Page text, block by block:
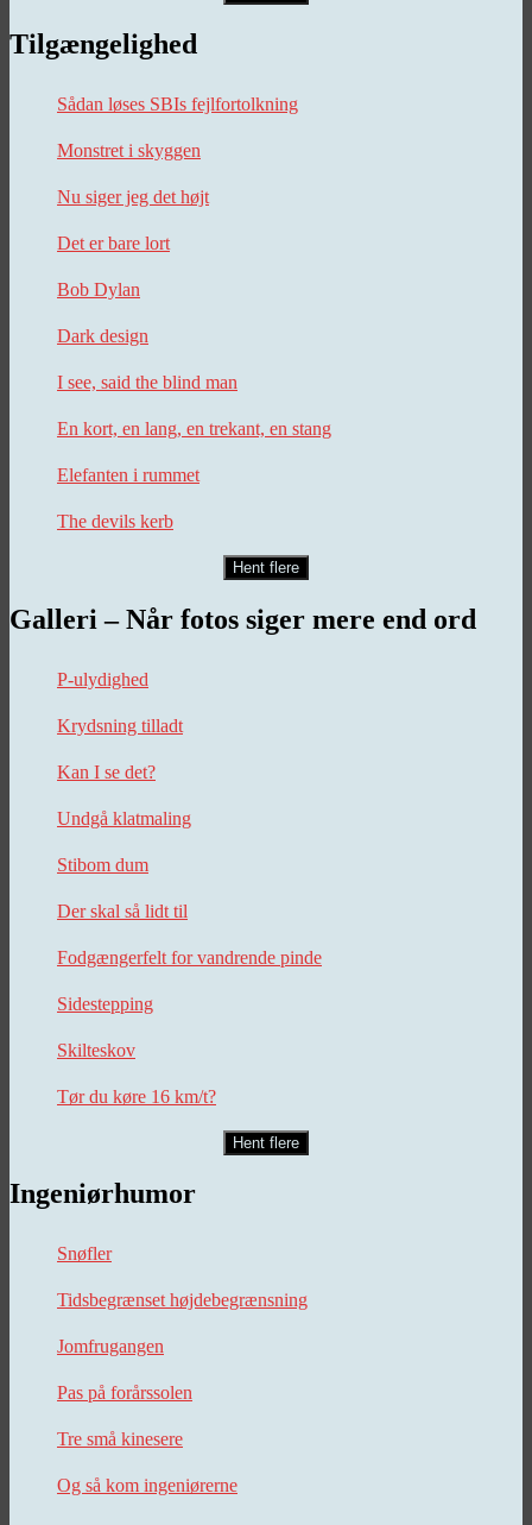
Tilgængelighed
Sådan løses SBIs fejlfortolkning
Monstret i skyggen
Nu siger jeg det højt
Det er bare lort
Bob Dylan
Dark design
I see, said the blind man
En kort, en lang, en trekant, en stang
Elefanten i rummet
The devils kerb
Hent flere
Galleri – Når fotos siger mere end ord
P-ulydighed
Krydsning tilladt
Kan I se det?
Undgå klatmaling
Stibom dum
Der skal så lidt til
Fodgængerfelt for vandrende pinde
Sidestepping
Skilteskov
Tør du køre 16 km/t?
Hent flere
Ingeniørhumor
Snøfler
Tidsbegrænset højdebegrænsning
Jomfrugangen
Pas på forårssolen
Tre små kinesere
Og så kom ingeniørerne